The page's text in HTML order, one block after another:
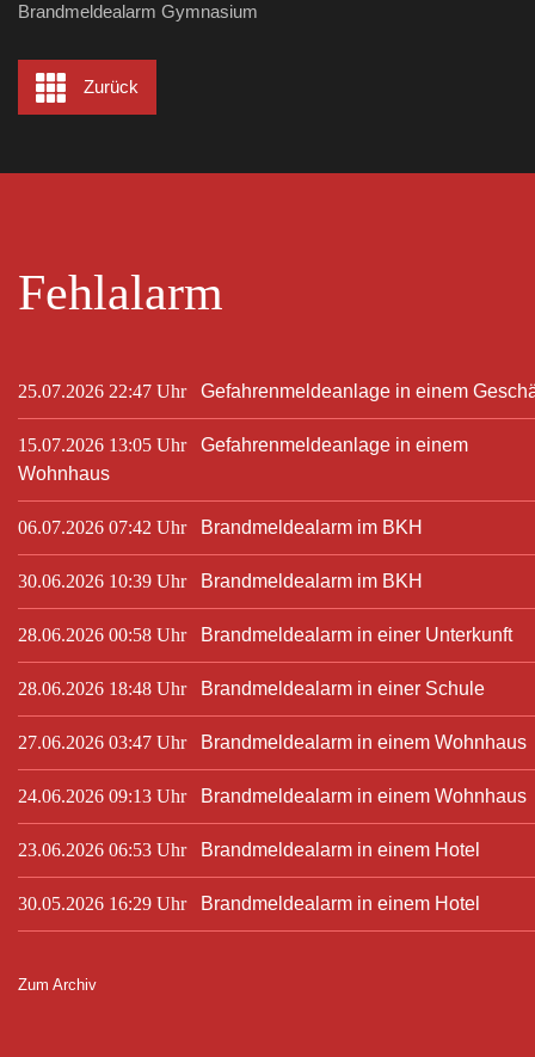
Brandmeldealarm Gymnasium
Zurück
Fehlalarm
25.07.2026 22:47 Uhr Gefahrenmeldeanlage in einem
15.07.2026 13:05 Uhr
Gefahrenmeldeanlage in einem
Wohnhaus
06.07.2026 07:42 Uhr Brandmeldealarm im BKH
30.06.2026 10:39 Uhr Brandmeldealarm im BKH
28.06.2026 00:58 Uhr Brandmeldealarm in einer Unterkunft
28.06.2026 18:48 Uhr Brandmeldealarm in einer Schule
27.06.2026 03:47 Uhr Brandmeldealarm in einem Wohnhaus
24.06.2026 09:13 Uhr Brandmeldealarm in einem Wohnhaus
23.06.2026 06:53 Uhr Brandmeldealarm in einem Hotel
30.05.2026 16:29 Uhr Brandmeldealarm in einem Hotel
Zum Archiv